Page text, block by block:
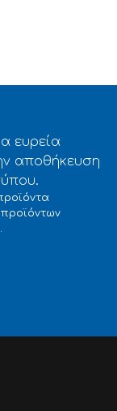
ευρεία
αποθήκευση